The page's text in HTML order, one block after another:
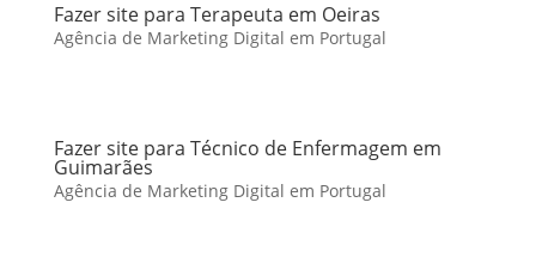
Fazer site para Terapeuta em Oeiras
Agência de Marketing Digital em Portugal
Fazer site para Técnico de Enfermagem em
Guimarães
Agência de Marketing Digital em Portugal